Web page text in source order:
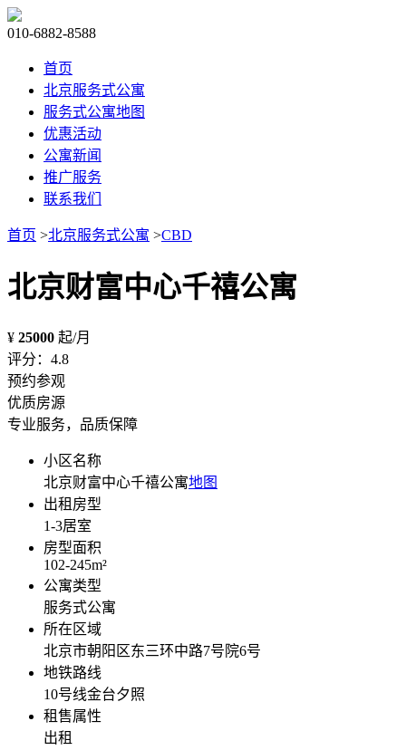
010-6882-8588
首页
北京服务式公寓
服务式公寓地图
优惠活动
公寓新闻
推广服务
联系我们
首页 >北京服务式公寓 >CBD
北京财富中心千禧公寓
¥ 25000 起/月
评分：4.8
预约参观
优质房源
专业服务，品质保障
小区名称
北京财富中心千禧公寓地图
出租房型
1-3居室
房型面积
102-245m²
公寓类型
服务式公寓
所在区域
北京市朝阳区东三环中路7号院6号
地铁路线
10号线金台夕照
租售属性
出租